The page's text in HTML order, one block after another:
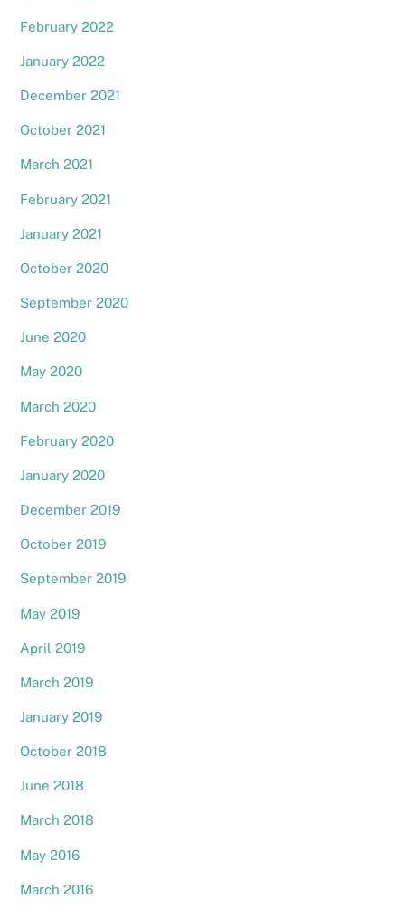
February 2022
January 2022
December 2021
October 2021
March 2021
February 2021
January 2021
October 2020
September 2020
June 2020
May 2020
March 2020
February 2020
January 2020
December 2019
October 2019
September 2019
May 2019
April 2019
March 2019
January 2019
October 2018
June 2018
March 2018
May 2016
March 2016